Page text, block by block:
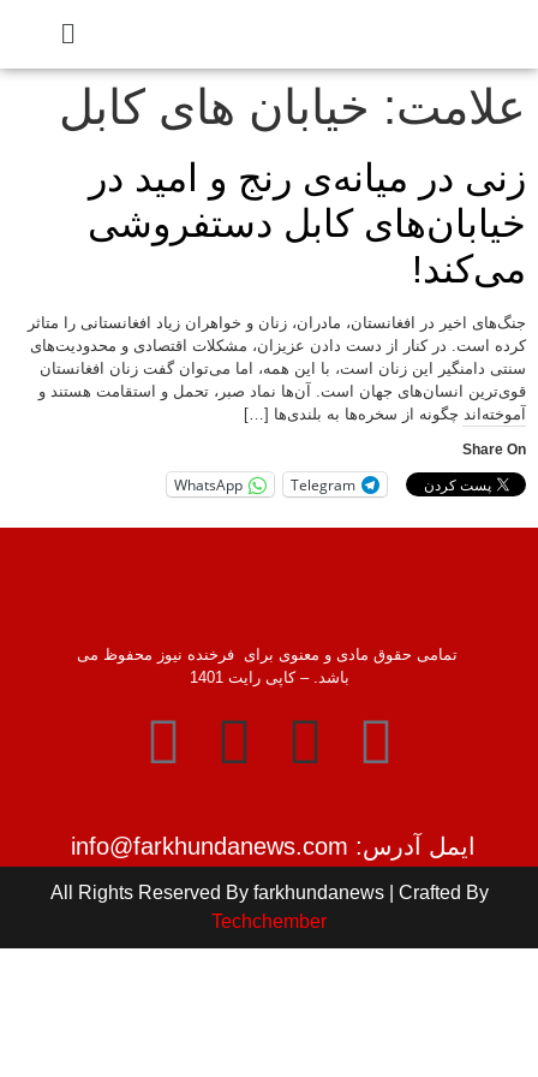
علامت: خیابان های کابل
زنی در میانه‌ی رنج و امید در
خیابان‌های کابل دستفروشی
می‌کند!
جنگ‌های اخیر در افغانستان، مادران، زنان و خواهران زیاد افغانستانی را متاثر
کرده است. در کنار از دست دادن عزیزان، مشکلات اقتصادی و محدودیت‌های
سنتی دامنگیر این زنان است، با این همه، اما می‌توان گفت زنان افغانستان
قوی‌ترین انسان‌های جهان است. آن‌ها نماد صبر، تحمل و استقامت هستند و
آموخته‌اند چگونه از سخره‌ها به بلندی‌ها […]
Share On
Telegram
WhatsApp
تمامی حقوق مادی و معنوی برای فرخنده نیوز محفوظ می
باشد. – کاپی رایت 1401
ایمل آدرس: info@farkhundanews.com
All Rights Reserved By farkhundanews | Crafted By
Techchember